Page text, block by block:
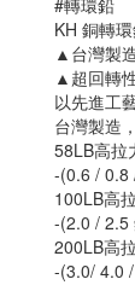
#轉環鉛
KH 銅轉
▲台灣製
▲超回轉
以先進工
台灣製造
58LB高拉
-(0.6 / 0.8
100LB高
-(2.0 / 2.5
200LB高
-(3.0/ 4.0